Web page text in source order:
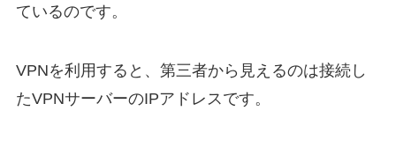
ているのです。
VPNを利用すると、第三者から見えるのは接続し
たVPNサーバーのIPアドレスです。